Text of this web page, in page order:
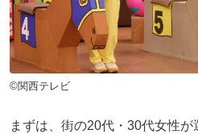
©関西テレビ
まずは、街の20代・30代女性